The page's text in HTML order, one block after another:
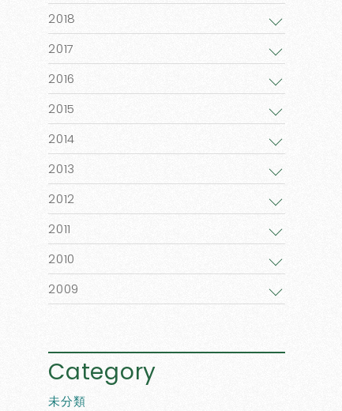
2018
2017
2016
2015
2014
2013
2012
2011
2010
2009
Category
未分類